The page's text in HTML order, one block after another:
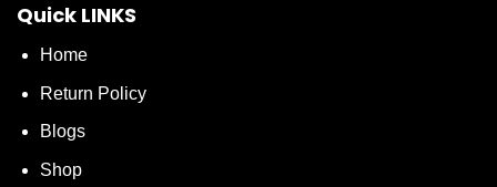
Quick LINKS
Home
Return Policy
Blogs
Shop